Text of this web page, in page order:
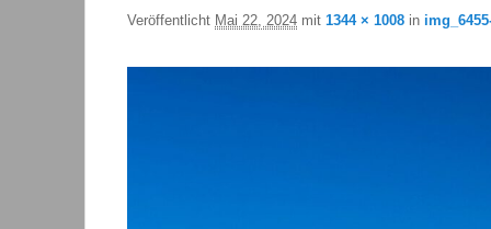
Veröffentlicht Mai 22, 2024 mit 1344 × 1008 in